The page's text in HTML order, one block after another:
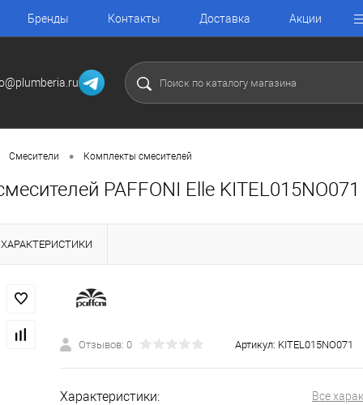
Бренды Контакты Доставка Акции
Смесители • Комплекты смесителей
PAFFONI Elle KITEL015NO071
ХАРАКТЕРИСТИКИ
Отзывов: 0 Артикул: KITEL015NO071
Характеристики: Все